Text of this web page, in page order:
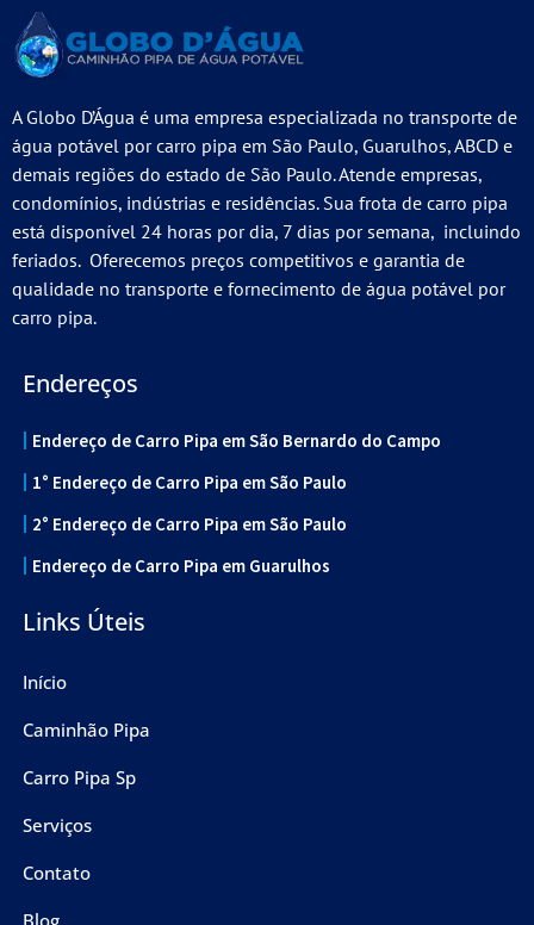
A Globo D’Água é uma empresa especializada no transporte de
água potável por carro pipa em São Paulo, Guarulhos, ABCD e
demais regiões do estado de São Paulo. Atende empresas,
condomínios, indústrias e residências. Sua frota de carro pipa
está disponível 24 horas por dia, 7 dias por semana, incluindo
feriados. Oferecemos preços competitivos e garantia de
qualidade no transporte e fornecimento de água potável por
carro pipa.
Endereços
Endereço de Carro Pipa em São Bernardo do Campo
1° Endereço de Carro Pipa em São Paulo
2° Endereço de Carro Pipa em São Paulo
Endereço de Carro Pipa em Guarulhos
Links Úteis
Início
Caminhão Pipa
Carro Pipa Sp
Serviços
Contato